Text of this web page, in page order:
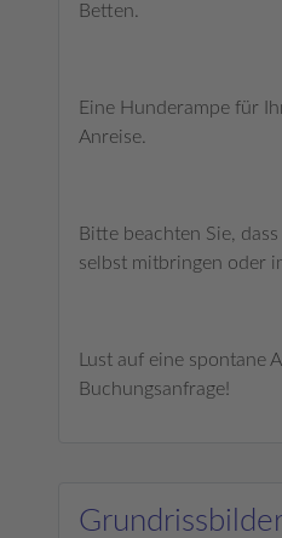
Betten.
Eine Hunderampe für
Anreise.
Bitte beachten Sie,
selbst mitbringen oder
Lust auf eine spontane
Buchungsanfrage!